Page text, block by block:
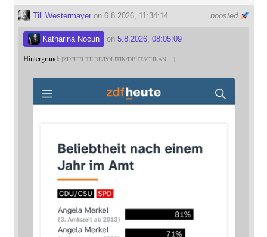
boosted
Till Westermayeron 6.8.2026, 11:34:14
Katharina Nocun on 5.8.2026, 08:05:09
Hintergrund: ZDFHEUTE.DE/POLITIK/DEUTSCHLAN